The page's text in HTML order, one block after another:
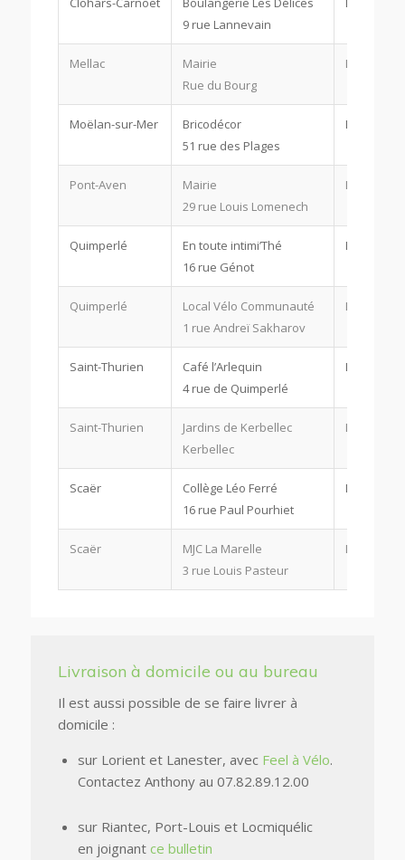
9 rue Lannevain
Mellac
Mairie
Rue du Bourg
Le jeudi à
Moëlan-sur-Mer
Bricodécor
51 rue des Plages
Le jeudi à
Pont-Aven
Mairie
29 rue Louis Lomenech
Le jeudi à
Quimperlé
En toute intimi’Thé
16 rue Génot
Le jeudi à
Quimperlé
Local Vélo Communauté
1 rue Andreï Sakharov
Le jeudi à
Saint-Thurien
Café l’Arlequin
4 rue de Quimperlé
Le jeudi à
Saint-Thurien
Jardins de Kerbellec
Kerbellec
Le jeudi à
Scaër
Collège Léo Ferré
16 rue Paul Pourhiet
Le jeudi à
Scaër
MJC La Marelle
3 rue Louis Pasteur
Le jeudi à
Livraison à domicile ou au bureau
Il est aussi possible de se faire livrer à
domicile :
sur Lorient et Lanester, avec Feel à Vélo.
Contactez Anthony au 07.82.89.12.00
sur Riantec, Port-Louis et Locmiquélic
en joignant ce bulletin